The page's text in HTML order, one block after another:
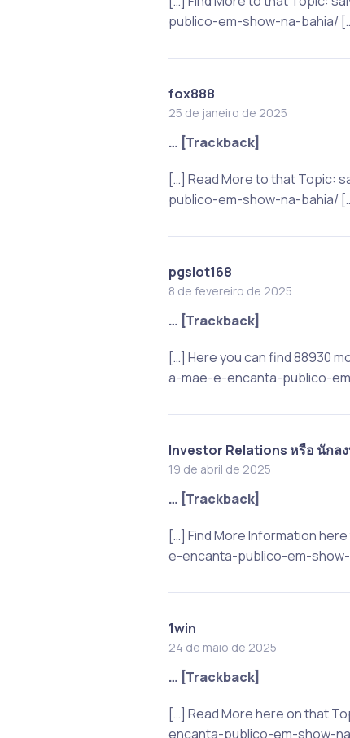
publico-em-show-na-bahia/
fox888
25 de janeiro de 2025
… [Trackback]
[…] Read More to that Topic:
publico-em-show-na-bahia/
pgslot168
8 de fevereiro de 2025
… [Trackback]
[…] Here you can find 88930
a-mae-e-encanta-publico-
Investor Relations หรือ นักล
19 de abril de 2025
… [Trackback]
[…] Find More Information
e-encanta-publico-em-
1win
24 de maio de 2025
… [Trackback]
[…] Read More here on that
encanta-publico-em-show-